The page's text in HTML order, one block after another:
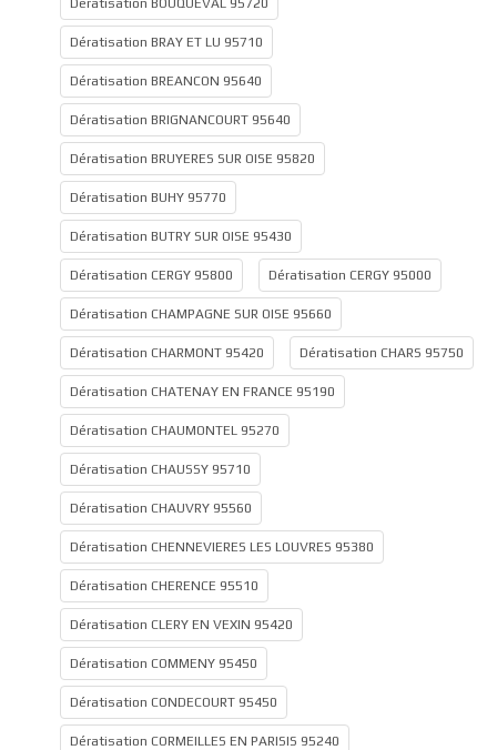
Dératisation BOUQUEVAL 95720
Dératisation BRAY ET LU 95710
Dératisation BREANCON 95640
Dératisation BRIGNANCOURT 95640
Dératisation BRUYERES SUR OISE 95820
Dératisation BUHY 95770
Dératisation BUTRY SUR OISE 95430
Dératisation CERGY 95800 Dératisation CERGY 95000
Dératisation CHAMPAGNE SUR OISE 95660
Dératisation CHARMONT 95420 Dératisation CHARS 95750
Dératisation CHATENAY EN FRANCE 95190
Dératisation CHAUMONTEL 95270
Dératisation CHAUSSY 95710
Dératisation CHAUVRY 95560
Dératisation CHENNEVIERES LES LOUVRES 95380
Dératisation CHERENCE 95510
Dératisation CLERY EN VEXIN 95420
Dératisation COMMENY 95450
Dératisation CONDECOURT 95450
Dératisation CORMEILLES EN PARISIS 95240